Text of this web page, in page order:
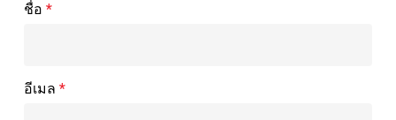
ชื่อ *
อีเมล *